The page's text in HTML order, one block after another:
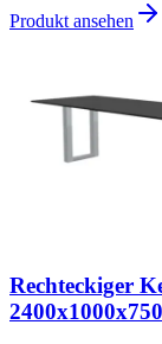
Produkt ansehen
Rechteckiger